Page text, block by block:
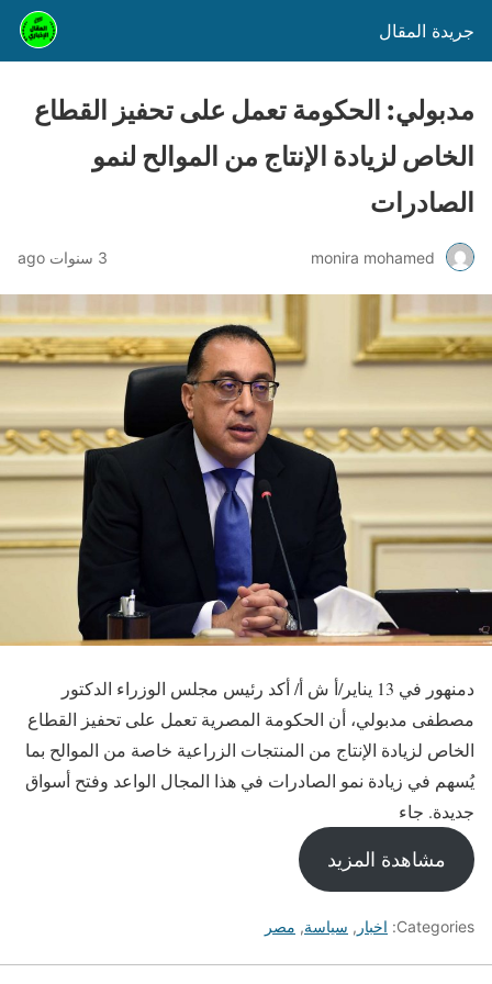
جريدة المقال
مدبولي: الحكومة تعمل على تحفيز القطاع
الخاص لزيادة الإنتاج من الموالح لنمو
الصادرات
monira mohamed 3 سنوات ago
دمنهور في 13 يناير/أ ش أ/ أكد رئيس مجلس الوزراء الدكتور
مصطفى مدبولي، أن الحكومة المصرية تعمل على تحفيز القطاع
الخاص لزيادة الإنتاج من المنتجات الزراعية خاصة من الموالح بما
يُسهم في زيادة نمو الصادرات في هذا المجال الواعد وفتح أسواق
جديدة. جاء
مشاهدة المزيد
Categories: اخبار , سياسة, مصر